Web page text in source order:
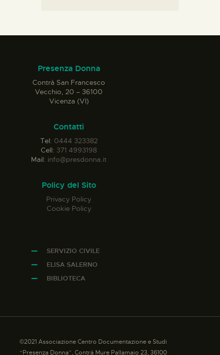
Presenza Donna
Contrà San Francesco
Vecchio, 20 – 36100
Vicenza (VI)
Contatti
Tel: 0444 323382
Cell: 371 4993198
Mail: info@presdonna.it
Policy del Sito
Privacy Policy
Cookie Policy
SERVIZIO CIVILE
ELISA SALERNO
BIBLIOTECA
©2021 Associazione Centro Documentazione e Studi
“Presenza Donna”, Contrà Mure Pallamaio 23, 36100